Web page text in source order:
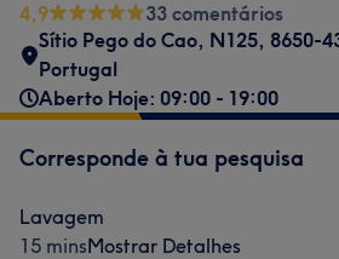
4,9
33 comentários
Sítio Pego do Cao, N125, 8650-
Portugal
Aberto Hoje: 09:00 - 19:00
Corresponde à tua pesquisa
Lavagem
15 minsMostrar Detalhes